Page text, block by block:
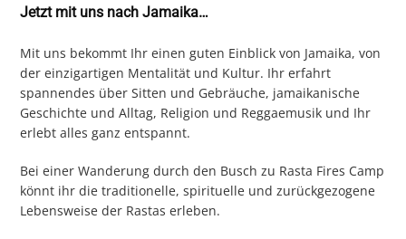
Jetzt mit uns nach Jamaika…
Mit uns bekommt Ihr einen guten Einblick von Jamaika, von
der einzigartigen Mentalität und Kultur. Ihr erfahrt
spannendes über Sitten und Gebräuche, jamaikanische
Geschichte und Alltag, Religion und Reggaemusik und Ihr
erlebt alles ganz entspannt.
Bei einer Wanderung durch den Busch zu Rasta Fires Camp
könnt ihr die traditionelle, spirituelle und zurückgezogene
Lebensweise der Rastas erleben.